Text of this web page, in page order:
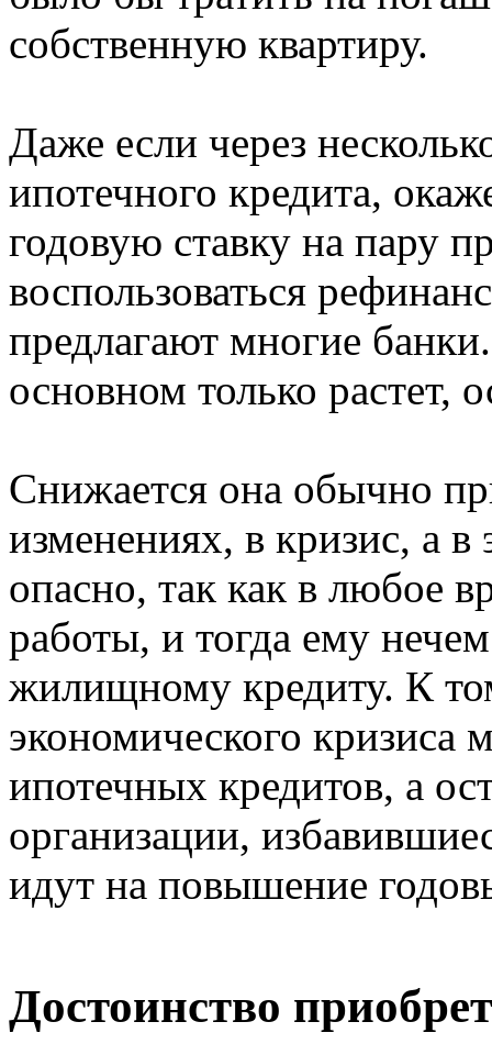
собственную квартиру.
Даже если через
ипотечного кредита,
годовую ставку на пару
воспользоваться
предлагают многие
основном только растет,
Снижается она обычно
изменениях, в кризис, а
опасно, так как в любое
работы, и тогда ему
жилищному кредиту. К
экономического кризиса
ипотечных кредитов, а
организации,
идут на повышение
Достоинство